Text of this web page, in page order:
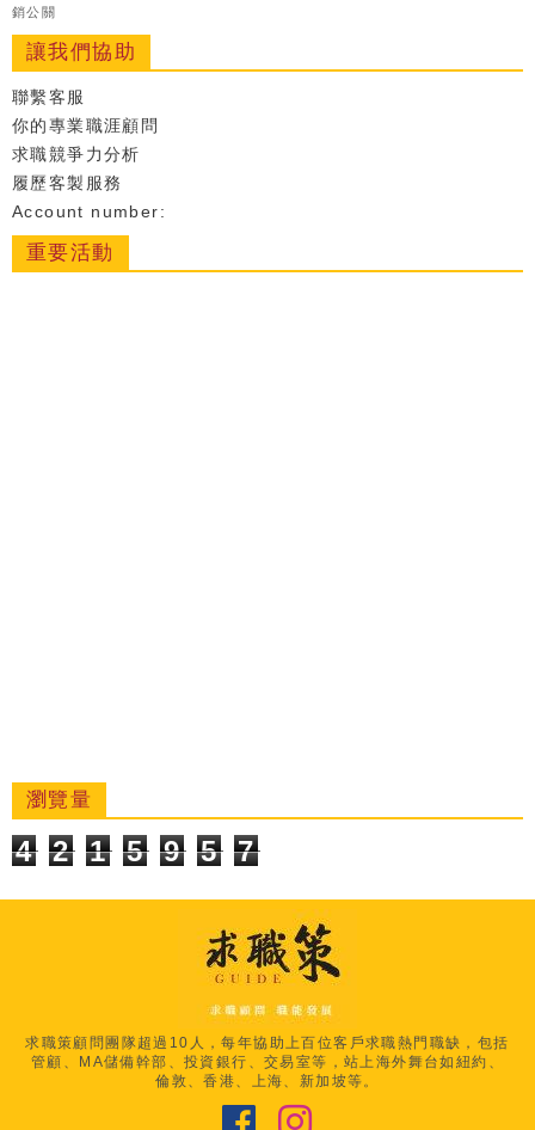
銷公關
讓我們協助
聯繫客服
你的專業職涯顧問
求職競爭力分析
履歷客製服務
Account number:
重要活動
瀏覽量
4 2 1 5 9 5 7
求職策顧問團隊超過10人，每年協助上百位客戶求職熱門職缺，包括
管顧、MA儲備幹部、投資銀行、交易室等，站上海外舞台如紐約、
倫敦、香港、上海、新加坡等。